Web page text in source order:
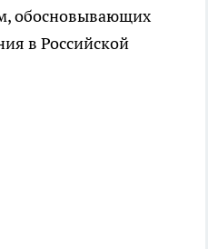
обосновывающих
в Российской